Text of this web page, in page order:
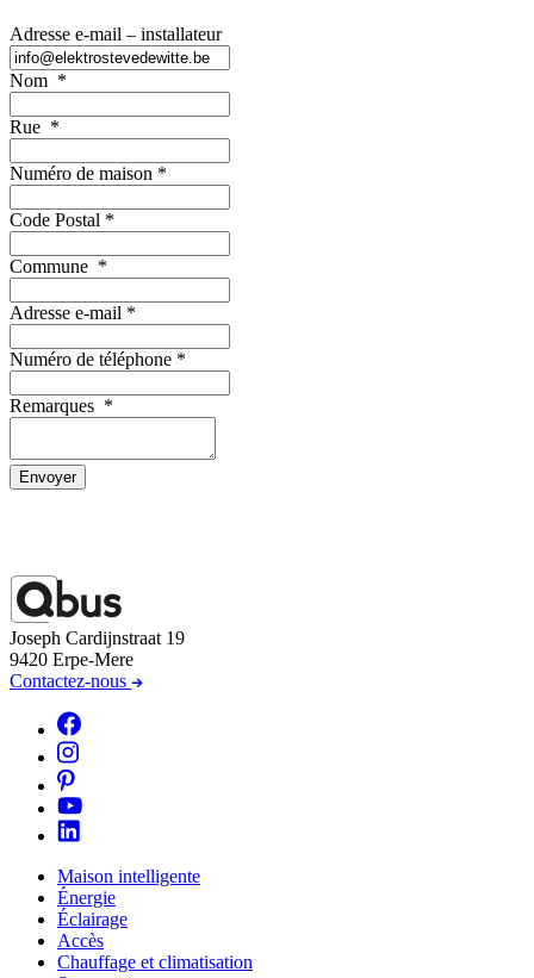
Adresse e-mail – installateur
Nom *
Rue *
Numéro de maison *
Code Postal *
Commune *
Adresse e-mail *
Numéro de téléphone *
Remarques *
Envoyer
Joseph Cardijnstraat 19
9420 Erpe-Mere
Contactez-nous
Maison intelligente
Énergie
Éclairage
Accès
Chauffage et climatisation